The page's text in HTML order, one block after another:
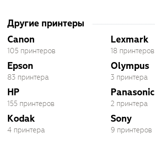
Другие принтеры
Canon
105 принтеров
Epson
83 принтера
HP
155 принтеров
Kodak
4 принтера
Lexmark
18 принтеров
Olympus
3 принтера
Panasonic
2 принтера
Sony
9 принтеров